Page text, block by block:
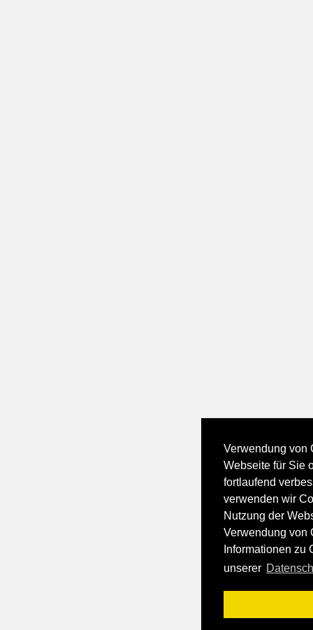
Verwendung von
Webseite für Sie
fortlaufend
verwenden wir
Nutzung der
Verwendung von
Informationen zu
unserer